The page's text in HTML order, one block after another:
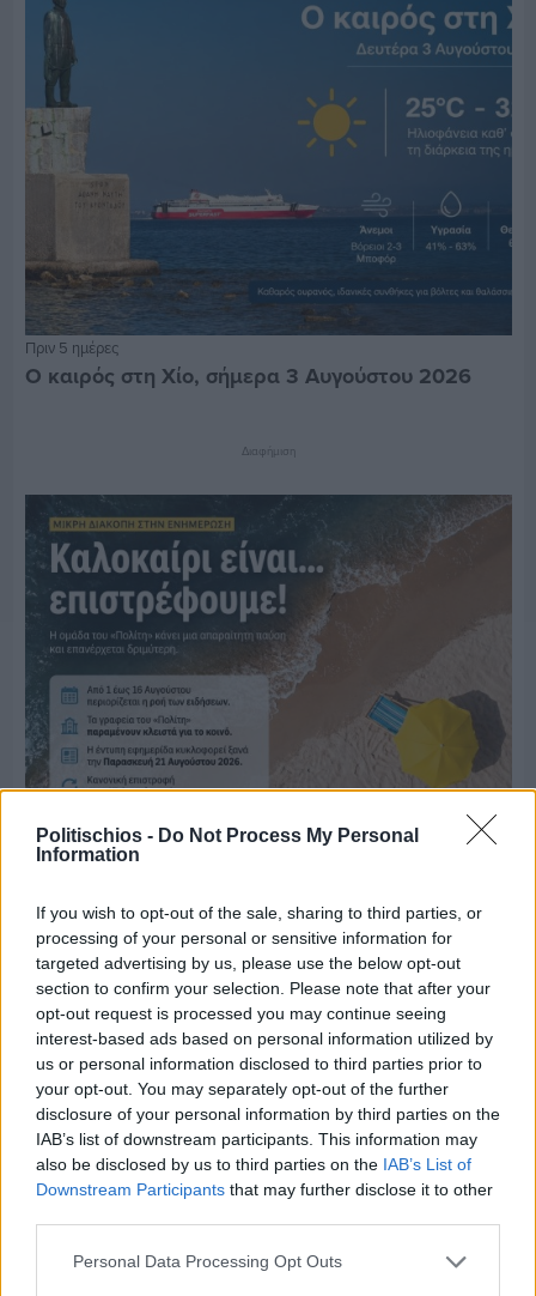
Politischios - Do Not Process My Personal
Information
If you wish to opt-out of the sale, sharing to third parties, or
processing of your personal or sensitive information for
targeted advertising by us, please use the below opt-out
section to confirm your selection. Please note that after your
opt-out request is processed you may continue seeing
interest-based ads based on personal information utilized by
us or personal information disclosed to third parties prior to
your opt-out. You may separately opt-out of the further
disclosure of your personal information by third parties on the
IAB’s list of downstream participants. This information may
also be disclosed by us to third parties on the IAB’s List of
Downstream Participants that may further disclose it to other
Personal Data Processing Opt Outs
Πριν 5 ημέρες
Ο καιρός στη Χίο, σήμερα 3 Αυγούστου 2026
Διαφήμιση
Μία μικρή αλλά αναγκαία ανάπαυλα για την
ομάδα του «Πολίτη»